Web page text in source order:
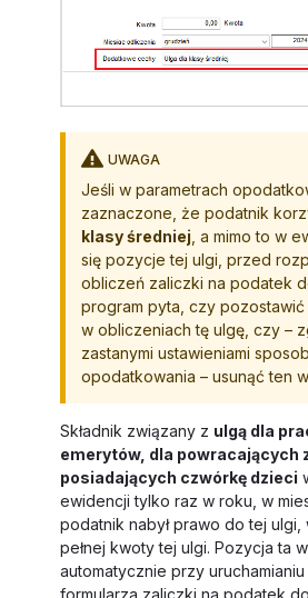
UWAGA
Jeśli w parametrach
zaznaczone, że podatnik
klasy średniej , a mimo to w
się pozycje tej ulgi, przed
obliczeń zaliczki na podatek
program pyta, czy pozostawić
w obliczeniach tę ulgę, czy –
zastanymi ustawieniami
opodatkowania – usunąć ten
Składnik związany z ulgą dla
emerytów, dla powracających
posiadających czwórkę dzieci
ewidencji tylko raz w roku, w
podatnik nabył prawo do tej ulgi,
pełnej kwoty tej ulgi. Pozycja ta
automatycznie przy
formularza zaliczki na podatek